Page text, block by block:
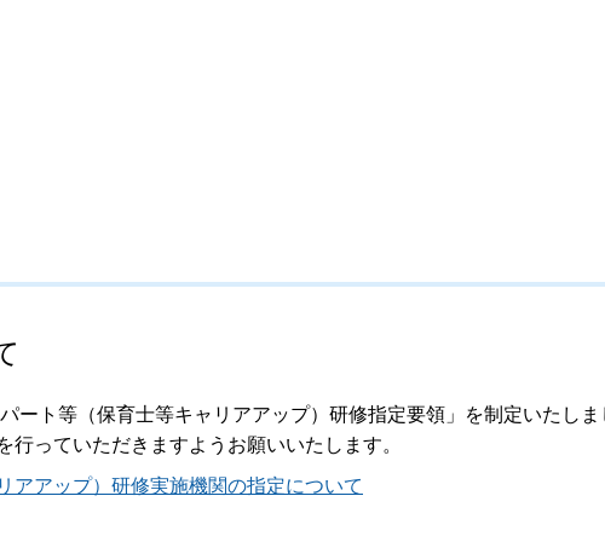
ート等（保育士等キャリアアップ）研修指定要領」を制定いたしま
っていただきますようお願いいたします。
アアップ）研修実施機関の指定について